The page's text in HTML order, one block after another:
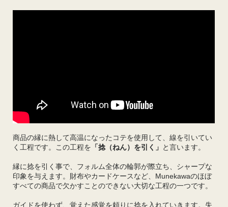
商品の縁に熱して高温になったコテを使用して、線を引いてい
く工程です。この工程を 「捻（ねん）を引く」 と言います。
縁に捻を引く事で、フォルム全体の輪郭が際立ち、シャープな
印象を与えます。財布やカードケースなど、Munekawaのほぼ
すべての商品で欠かすことのできない大切な工程の一つです。
ガイドを使わず、覚えた感覚を頼りに捻を入れていきます。失